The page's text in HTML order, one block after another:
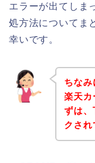
エラーが出てしま
処方法についてま
幸いです。
ちな
楽天カ
ずは、
クされ